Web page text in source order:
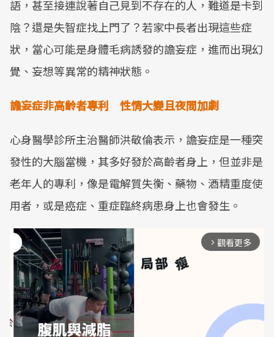
語，甚至接連說著自己見到不存在的人，難道是卡到
陰？還是失智症找上門了？若家中長者出現這些症
狀，當心可能是身體毛病誘發的譫妄症，進而出現幻
覺、妄想等異常的精神狀態。
譫妄症非高齡者專利 性情大變且夜間加劇
心身醫學診所主治醫師洪敬倫表示，譫妄症是一種突
發性的大腦當機，其多好發於高齡者身上，但並非是
老年人的專利，像是電解質失衡、藥物、酒精重度使
用者，或是癌症、重症臨終病患身上也會發生。
arrow_forward_ios 觀看更多